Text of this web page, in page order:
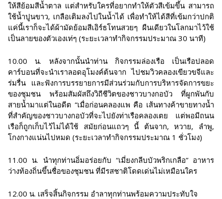
ให้สีย้อมสีน้ำตาล แต่สำหรับใครที่อยากทำให้ตัวสีเข้มขึ้น สามารถ
ใช้น้ำปูนขาว, เกลือเติมลงไปในน้ำได้ เพื่อทำให้ได้สีที่เข้มกว่าปกติ
แค่นี้เราก็จะได้ผ้ามัดย้อมสีเอิร์ธโทนสวยๆ ผืนเดียวในโลกมาไว้ใช้
เป็นลายของตัวเองเท่ๆ (ระยะเวลาทำกิจกรรมประมาณ 30 นาที)
10.00 น. หลังจากนั้นนำท่าน กิจกรรมล่องเรือ เป็นเรือปลอด
คาร์บอนที่จะนำเราลอดอุโมงค์ต้นจาก ไปชมวิวคลองเขียวขจีและ
ร่มรื่น และฟังการบรรยายการมีส่วนร่วมกับการบริหารจัดการขยะ
ของชุมชน พร้อมสัมผัสถึงวิถีชีวิตของชาวบางกอบัว ที่ผูกพันกับ
สายน้ำมาแต่ในอดีต “เมื่อก่อนคลองแพ คือ เส้นทางค้าขายทางน้ำ
ที่สำคัญของชาวบางกอบัวที่จะไปยังท่าเรือคลองเตย แต่พอมีถนน
เรือก็ถูกเก็บไว้ไม่ได้ใช้ สมัยก่อนแถวๆ นี้ ต้นจาก, หวาย, ลำพู,
โกงกางแน่นไปหมด (ระยะเวลาทำกิจกรรมประมาณ 1 ชั่วโมง)
11.00 น. นำทุกท่านอิ่มอร่อยกับ “เมี่ยงกลีบบัวพริกเกลือ” อาหาร
ว่างท้องถิ่นขึ้นชื่อของชุมชน ที่มีรสชาติโดดเด่นไม่เหมือนใคร
12.00 น. เสร็จสิ้นกิจกรรม อำลาทุกท่านพร้อมความประทับใจ